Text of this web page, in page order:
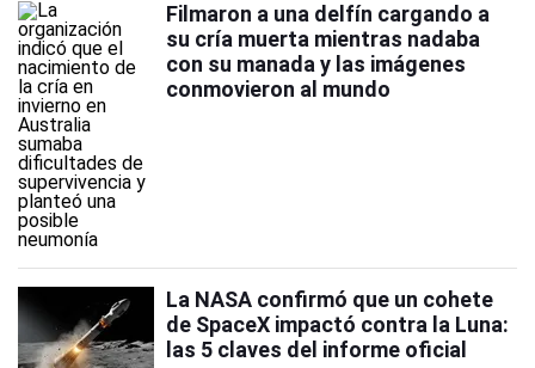
Filmaron a una delfín cargando a
su cría muerta mientras nadaba
con su manada y las imágenes
conmovieron al mundo
La NASA confirmó que un cohete
de SpaceX impactó contra la Luna:
las 5 claves del informe oficial